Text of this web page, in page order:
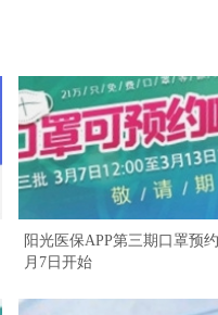
阳光医保APP第三期口罩预
月7日开始